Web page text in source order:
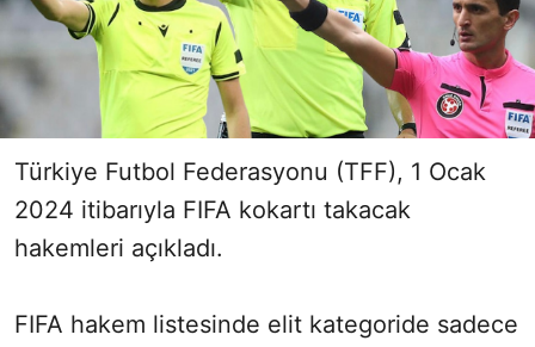
Türkiye Futbol Federasyonu (TFF), 1 Ocak
2024 itibarıyla FIFA kokartı takacak
hakemleri açıkladı.
FIFA hakem listesinde elit kategoride sadece